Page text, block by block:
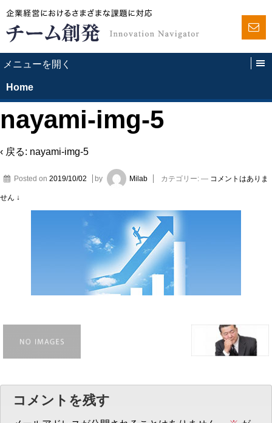
Home
nayami-img-5
‹ 戻る: nayami-img-5
Posted on 2019/10/02 by Milab カテゴリー: — コメントはありま
せん ↓
コメントを残す